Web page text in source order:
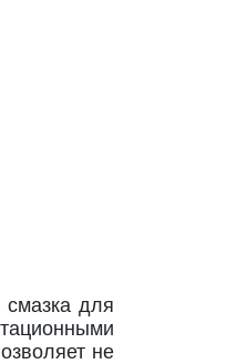
смазка для
не